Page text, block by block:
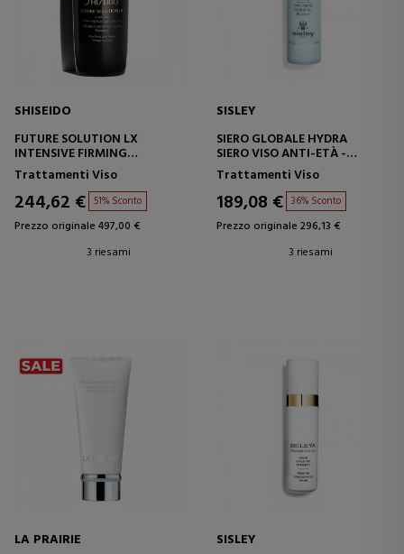
SHISEIDO
FUTURE SOLUTION LX
INTENSIVE FIRMING
CONTOUR SERUM
SIERO RASSODANTE PER VISO
E COLLO
Trattamenti Viso
244,62 € 51% Sconto
Prezzo originale 497,00 €
3 riesami
SISLEY
SIERO GLOBALE HYDRA
SIERO VISO ANTI-ETÀ -
IDRATANTE
Trattamenti Viso
189,08 € 36% Sconto
Prezzo originale 296,13 €
3 riesami
LA PRAIRIE
SISLEY